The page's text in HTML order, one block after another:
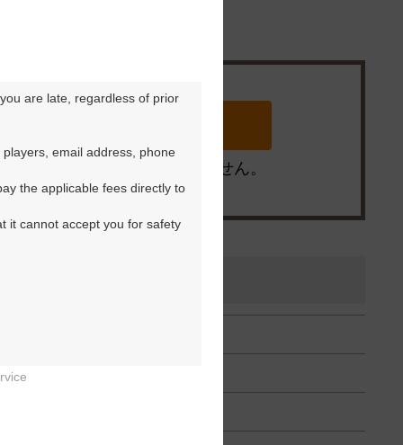
※ゴルフ場の電話ではありません。
are late, regardless of prior
email address, phone
the applicable fees directly to
it cannot accept you for safety